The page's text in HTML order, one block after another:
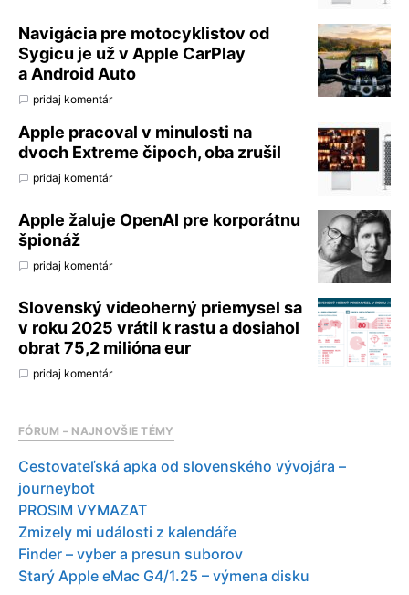
Navigácia pre motocyklistov od
Sygicu je už v Apple CarPlay
a Android Auto
pridaj komentár
Apple pracoval v minulosti na
dvoch Extreme čipoch, oba zrušil
pridaj komentár
Apple žaluje OpenAI pre korporátnu
špionáž
pridaj komentár
Slovenský videoherný priemysel sa
v roku 2025 vrátil k rastu a dosiahol
obrat 75,2 milióna eur
pridaj komentár
FÓRUM – NAJNOVŠIE TÉMY
Cestovateľská apka od slovenského vývojára –
journeybot
PROSIM VYMAZAT
Zmizely mi události z kalendáře
Finder – vyber a presun suborov
Starý Apple eMac G4/1.25 – výmena disku